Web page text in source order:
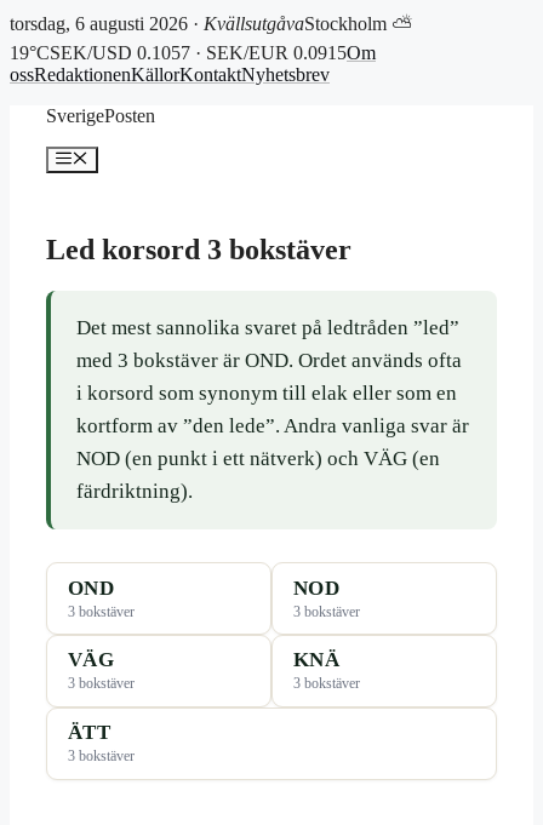
torsdag, 6 augusti 2026 · KvällsutgåvaStockholm ⛅
19°CSEK/USD 0.1057 · SEK/EUR 0.0915Om
ossRedaktionenKällorKontaktNyhetsbrev
SverigePosten
Meny
Led korsord 3 bokstäver
Det mest sannolika svaret på ledtråden ”led”
med 3 bokstäver är OND. Ordet används ofta
i korsord som synonym till elak eller som en
kortform av ”den lede”. Andra vanliga svar är
NOD (en punkt i ett nätverk) och VÄG (en
färdriktning).
OND
3 bokstäver
NOD
3 bokstäver
VÄG
3 bokstäver
KNÄ
3 bokstäver
ÄTT
3 bokstäver